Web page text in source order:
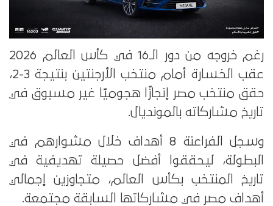
رغم خروجه من دور الـ16 في كأس العالم 2026
عقب الخسارة أمام منتخب الأرجنتين بنتيجة 3-2،
حقق منتخب مصر إنجازًا هجوميًا غير مسبوق في
تاريخ مشاركاته بالمونديال.
وسجل الفراعنة 8 أهداف خلال مشوارهم في
البطولة، ليحققوا أفضل حصيلة تهديفية في
تاريخ المنتخب بكأس العالم، متجاوزين إجمالي
أهداف مصر في مشاركاتها السابقة مجتمعة.